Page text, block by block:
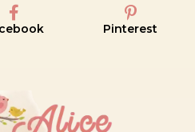
Pinterest